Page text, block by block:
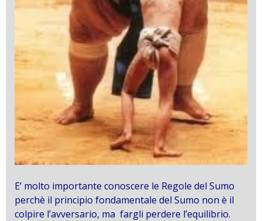
E’ molto importante conoscere le Regole del Sumo
perchè il principio fondamentale del Sumo non è il
colpire l’avversario, ma fargli perdere l’equilibrio.